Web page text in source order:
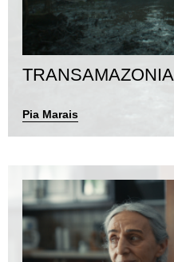
TRANSAMAZONIA
Pia Marais